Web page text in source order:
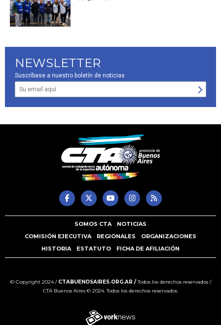
NEWSLETTER
Suscríbase a nuestro boletín de noticias
SOMOS CTA
NOTICIAS
COMISIÓN EJECUTIVA
REGIONALES
ORGANIZACIONES
HISTORIA
ESTATUTO FICHA DE AFILIACIÓN
© Copyright 2024 / CTABUENOSAIRES.ORG.AR /Todos los derechos reservados /
CTA Buenos Aires © 2024. Todos los derechos reservados.